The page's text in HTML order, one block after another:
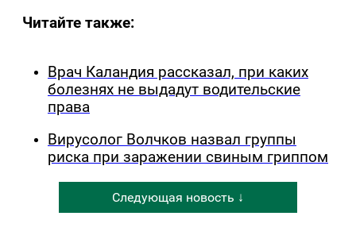
Читайте также:
Врач Каландия рассказал, при каких
болезнях не выдадут водительские
права
Вирусолог Волчков назвал группы
риска при заражении свиным гриппом
Следующая новость ↓